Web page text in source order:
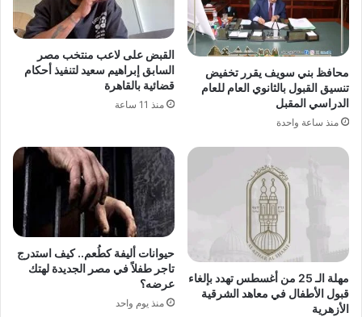
محافظ بني سويف يقرر تخفيض
تنسيق القبول بالثانوي العام للعام
الدراسي المقبل
منذ ساعة واحدة
القبض على لاعب منتخب مصر
السابق إبراهيم سعيد لتنفيذ أحكام
قضائية بالقاهرة
منذ 11 ساعة
مهلة الـ 25 من أغسطس تهدد بإلغاء
قبول الأطفال في معاهد الشرقية
الأزهرية
حيوانات أليفة كطُعم.. كيف استدرج
تاجر طفلاً في مصر الجديدة لهتك
عرضه؟
منذ يوم واحد